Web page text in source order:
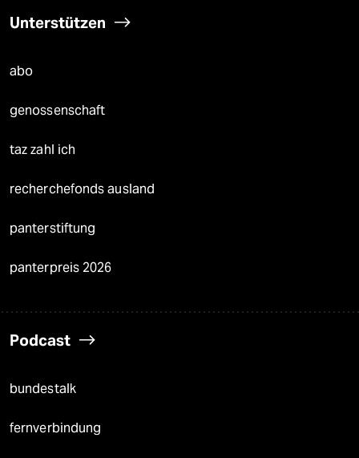
Unterstützen
abo
genossenschaft
taz zahl ich
recherchefonds ausland
panterstiftung
panterpreis 2026
Podcast
bundestalk
fernverbindung